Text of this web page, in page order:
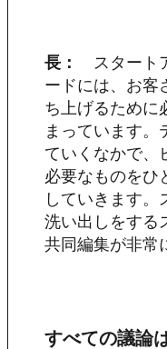
長：
スタート
ードには、お客
ち上げるために
まっています
ていくなかで、
必要なものをひ
していきます
洗い出しをする
共同編集が非常
すべての議論